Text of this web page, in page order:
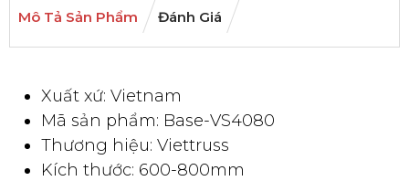
Mô Tả Sản Phẩm Đánh Giá
Xuất xứ: Vietnam
Mã sản phẩm: Base-VS4080
Thương hiệu: Viettruss
Kích thước: 600-800mm